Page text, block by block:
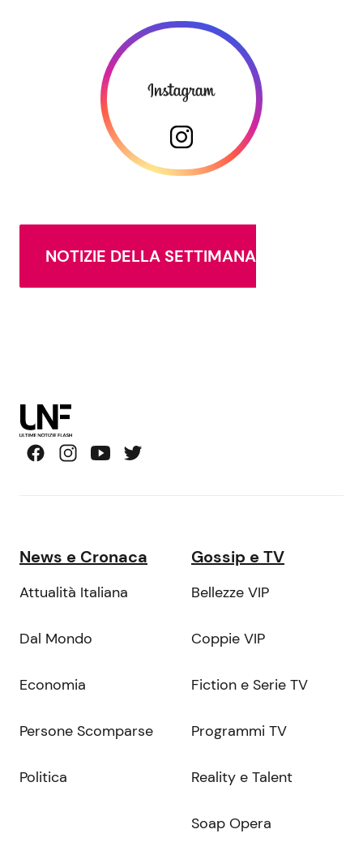
NOTIZIE DELLA SETTIMANA
News e Cronaca
Attualità Italiana
Dal Mondo
Economia
Persone Scomparse
Politica
Gossip e TV
Bellezze VIP
Coppie VIP
Fiction e Serie TV
Programmi TV
Reality e Talent
Soap Opera